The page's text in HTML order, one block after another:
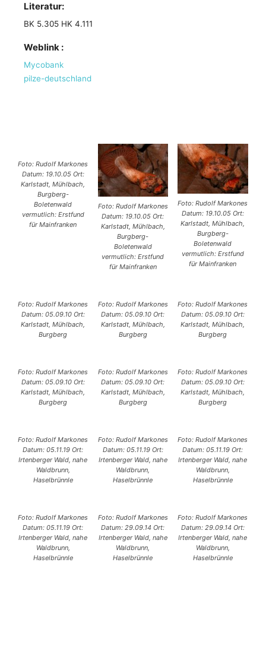
Literatur:
BK 5.305 HK 4.111
Weblink :
Mycobank
pilze-deutschland
Foto: Rudolf Markones
Datum: 19.10.05 Ort:
Karlstadt, Mühlbach,
Burgberg-
Boletenwald
vermutlich: Erstfund
für Mainfranken
Foto: Rudolf Markones
Datum: 19.10.05 Ort:
Karlstadt, Mühlbach,
Burgberg-
Boletenwald
vermutlich: Erstfund
für Mainfranken
Foto: Rudolf Markones
Datum: 19.10.05 Ort:
Karlstadt, Mühlbach,
Burgberg-
Boletenwald
vermutlich: Erstfund
für Mainfranken
Foto: Rudolf Markones
Datum: 05.09.10 Ort:
Karlstadt, Mühlbach,
Burgberg
Foto: Rudolf Markones
Datum: 05.09.10 Ort:
Karlstadt, Mühlbach,
Burgberg
Foto: Rudolf Markones
Datum: 05.09.10 Ort:
Karlstadt, Mühlbach,
Burgberg
Foto: Rudolf Markones
Datum: 05.09.10 Ort:
Karlstadt, Mühlbach,
Burgberg
Foto: Rudolf Markones
Datum: 05.09.10 Ort:
Karlstadt, Mühlbach,
Burgberg
Foto: Rudolf Markones
Datum: 05.09.10 Ort:
Karlstadt, Mühlbach,
Burgberg
Foto: Rudolf Markones
Datum: 05.11.19 Ort:
Irtenberger Wald, nahe
Waldbrunn,
Haselbrünnle
Foto: Rudolf Markones
Datum: 05.11.19 Ort:
Irtenberger Wald, nahe
Waldbrunn,
Haselbrünnle
Foto: Rudolf Markones
Datum: 05.11.19 Ort:
Irtenberger Wald, nahe
Waldbrunn,
Haselbrünnle
Foto: Rudolf Markones
Datum: 05.11.19 Ort:
Irtenberger Wald, nahe
Waldbrunn,
Haselbrünnle
Foto: Rudolf Markones
Datum: 29.09.14 Ort:
Irtenberger Wald, nahe
Waldbrunn,
Haselbrünnle
Foto: Rudolf Markones
Datum: 29.09.14 Ort:
Irtenberger Wald, nahe
Waldbrunn,
Haselbrünnle